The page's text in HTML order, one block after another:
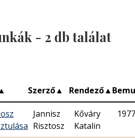
- 2 db találat
Szerző▲ Rendező▲
Jannisz
Risztosz
Kőváry
Katalin